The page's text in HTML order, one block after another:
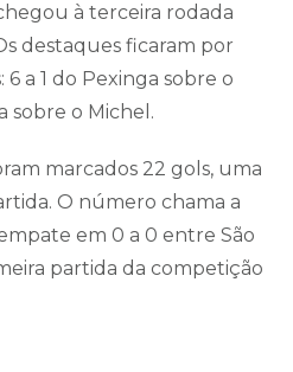
à terceira rodada
destaques ficaram por
a 1 do Pexinga sobre o
sobre o Michel.
marcados 22 gols, uma
O número chama a
em 0 a 0 entre São
partida da competição